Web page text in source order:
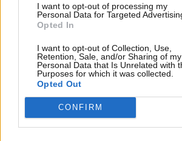
I want to opt-out of processing my
Personal Data for Targeted
Opted In
I want to opt-out of Collection, Use,
Retention, Sale, and/or Sharing of my
Personal Data that Is Unrelated with
Purposes for which it was collected.
Opted Out
CONFIRM
Dal punto di vista tecnico, il
mantenere i valori fondanti del
leggerezza, aerodinamica sofisticata e
maneggevolezza dinamica, trasferiti
più grande e versatile. Il concept
estensivo di materiali compositi e
aerodinamici attivi, in grado di
anche alle alte velocità, mentre la